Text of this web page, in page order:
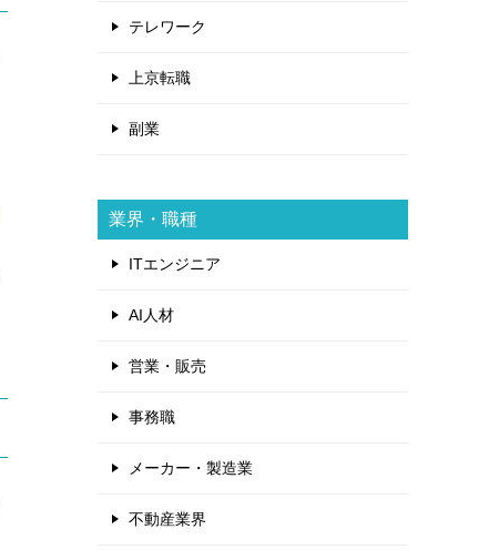
テレワーク
上京転職
副業
業界・職種
ITエンジニア
AI人材
営業・販売
事務職
メーカー・製造業
不動産業界